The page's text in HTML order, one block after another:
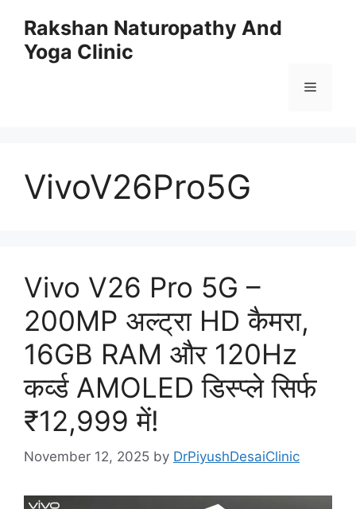
content
Rakshan Naturopathy And
Yoga Clinic
Menu
VivoV26Pro5G
Vivo V26 Pro 5G –
200MP अल्ट्रा HD कैमरा,
16GB RAM और 120Hz
कर्व्ड AMOLED डिस्प्ले सिर्फ
₹12,999 में!
November 12, 2025 by DrPiyushDesaiClinic